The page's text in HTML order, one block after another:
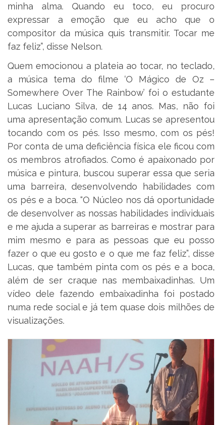
minha alma. Quando eu toco, eu procuro
expressar a emoção que eu acho que o
compositor da música quis transmitir. Tocar me
faz feliz”, disse Nelson.
Quem emocionou a plateia ao tocar, no teclado,
a música tema do filme ‘O Mágico de Oz –
Somewhere Over The Rainbow’ foi o estudante
Lucas Luciano Silva, de 14 anos. Mas, não foi
uma apresentação comum. Lucas se apresentou
tocando com os pés. Isso mesmo, com os pés!
Por conta de uma deficiência física ele ficou com
os membros atrofiados. Como é apaixonado por
música e pintura, buscou superar essa que seria
uma barreira, desenvolvendo habilidades com
os pés e a boca. “O Núcleo nos dá oportunidade
de desenvolver as nossas habilidades individuais
e me ajuda a superar as barreiras e mostrar para
mim mesmo e para as pessoas que eu posso
fazer o que eu gosto e o que me faz feliz”, disse
Lucas, que também pinta com os pés e a boca,
além de ser craque nas membaixadinhas. Um
vídeo dele fazendo embaixadinha foi postado
numa rede social e já tem quase dois milhões de
visualizações.